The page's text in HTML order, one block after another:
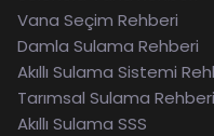
Vana Seçim Rehberi
Damla Sulama Rehberi
Akıllı Sulama Sistemi
Tarımsal Sulama Rehberi
Akıllı Sulama SSS